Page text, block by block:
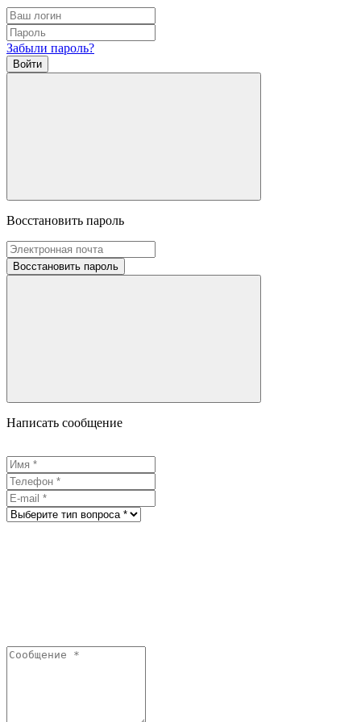
Забыли пароль?
Войти
Восстановить пароль
Восстановить пароль
Написать сообщение